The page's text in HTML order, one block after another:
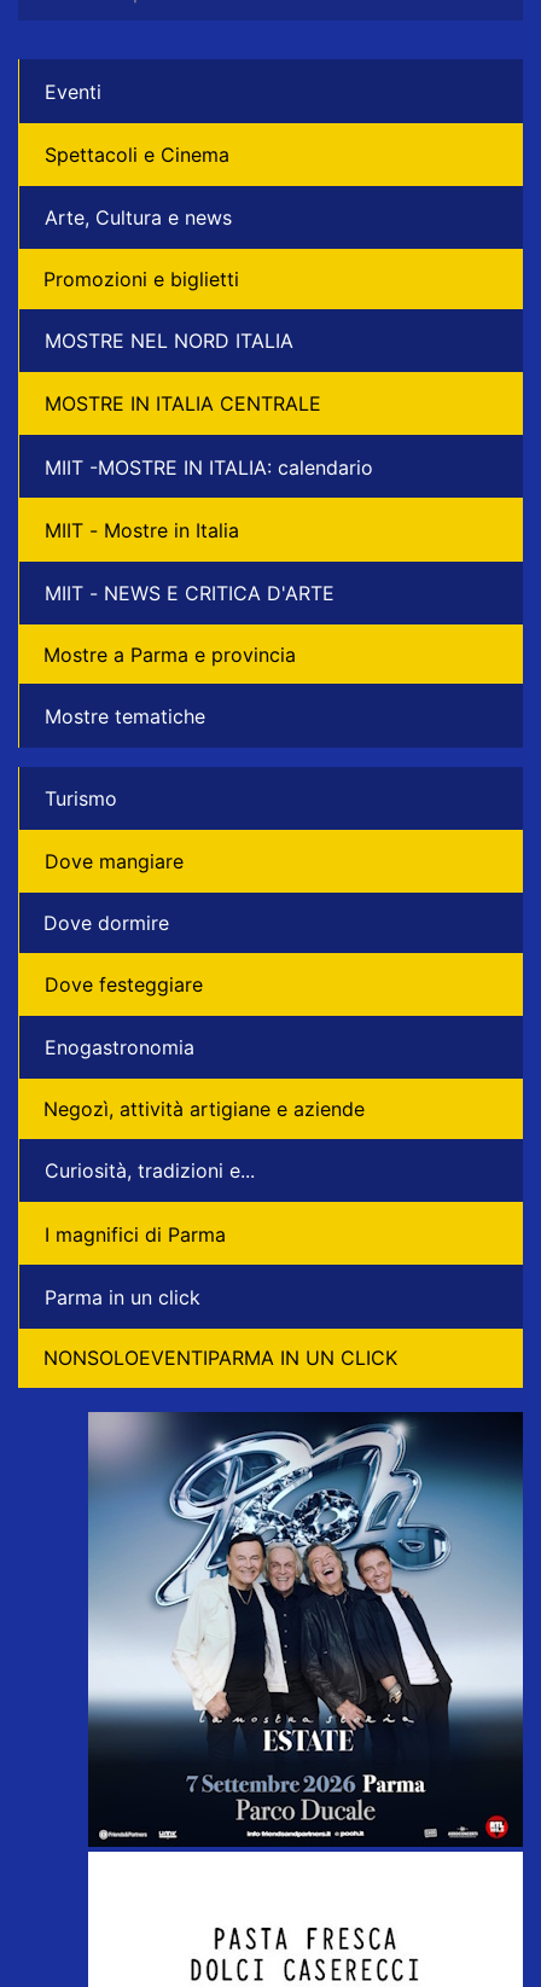
Eventi
Spettacoli e Cinema
Arte, Cultura e news
Promozioni e biglietti
MOSTRE NEL NORD ITALIA
MOSTRE IN ITALIA CENTRALE
MIIT -MOSTRE IN ITALIA: calendario
MIIT - Mostre in Italia
MIIT - NEWS E CRITICA D'ARTE
Mostre a Parma e provincia
Mostre tematiche
Turismo
Dove mangiare
Dove dormire
Dove festeggiare
Enogastronomia
Negozì, attività artigiane e aziende
Curiosità, tradizioni e...
I magnifici di Parma
Parma in un click
NONSOLOEVENTIPARMA IN UN CLICK